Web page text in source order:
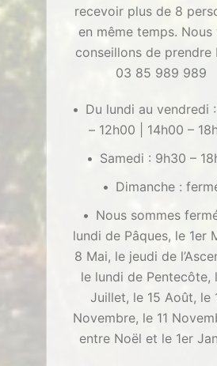
recevoir plus de 8
en même temps. Nous
conseillons de prendre
03 85 989 989
Du lundi au vendredi
– 12h00 | 14h00 –
Samedi : 9h30 –
Dimanche :
Nous sommes
lundi de Pâques, le 1er
8 Mai, le jeudi de
le lundi de Pentecôte,
Juillet, le 15 Août, le
Novembre, le 11
entre Noël et le 1er